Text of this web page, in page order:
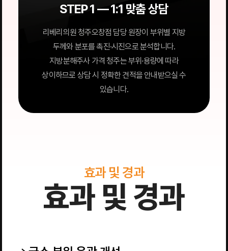
STEP 1 — 1:1 맞춤 상담
리베리의원 청주오창점 담당 원장이 부위별 지방
두께와 분포를 촉진·시진으로 분석합니다.
지방분해주사 가격 청주는 부위·용량에 따라
상이하므로 상담 시 정확한 견적을 안내받으실 수
있습니다.
효과 및 경과
효과 및 경과